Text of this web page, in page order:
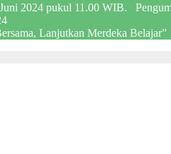
2024 pukul 11.00 WIB.
Lanjutkan Merdeka Belajar”